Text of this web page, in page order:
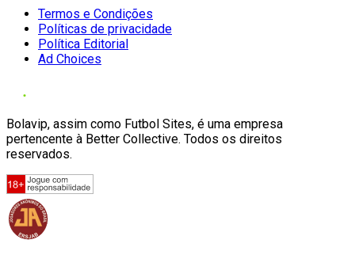
Termos e Condições
Políticas de privacidade
Política Editorial
Ad Choices
Bolavip, assim como Futbol Sites, é uma empresa
pertencente à Better Collective. Todos os direitos
reservados.